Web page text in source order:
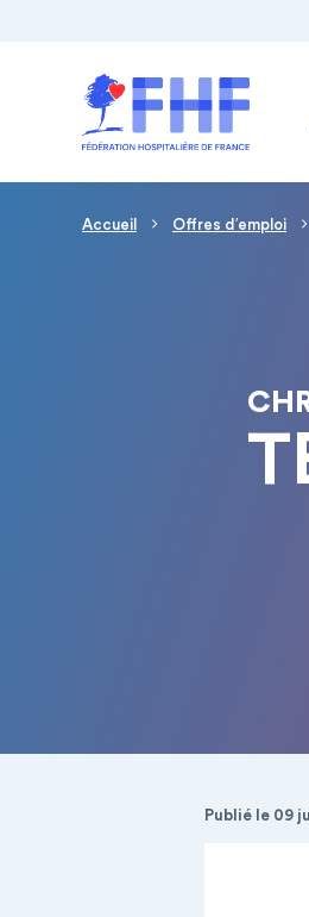
Fil d'Ariane
Accueil Offres d′emploi
Publié le 09